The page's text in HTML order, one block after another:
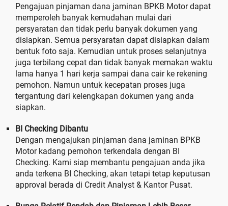
Pengajuan pinjaman dana jaminan BPKB Motor dapat
memperoleh banyak kemudahan mulai dari
persyaratan dan tidak perlu banyak dokumen yang
disiapkan. Semua persyaratan dapat disiapkan dalam
bentuk foto saja. Kemudian untuk proses selanjutnya
juga terbilang cepat dan tidak banyak memakan waktu
lama hanya 1 hari kerja sampai dana cair ke rekening
pemohon. Namun untuk kecepatan proses juga
tergantung dari kelengkapan dokumen yang anda
siapkan.
BI Checking Dibantu
Dengan mengajukan pinjaman dana jaminan BPKB
Motor kadang pemohon terkendala dengan BI
Checking. Kami siap membantu pengajuan anda jika
anda terkena BI Checking, akan tetapi tetap keputusan
approval berada di Credit Analyst & Kantor Pusat.